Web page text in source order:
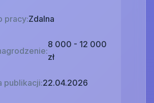
pracy:Zdalna
8 000 - 12 000
zł
publikacji:22.04.2026